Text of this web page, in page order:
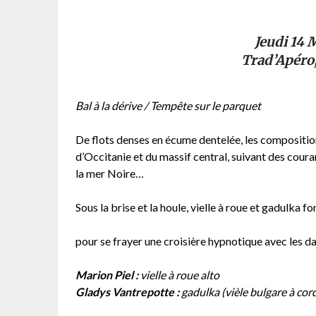
Jeudi 14
Bal à la dérive / Tempête sur le parquet
De flots denses en écume dentelée, les
d’Occitanie et du massif central, suivant des
la mer Noire…
Sous la brise et la houle, vielle à roue et gadulka
pour se frayer une croisière hypnotique avec les
Marion Piel :vielle à roue alto
Gladys Vantrepotte :gadulka (vièle bulgare à